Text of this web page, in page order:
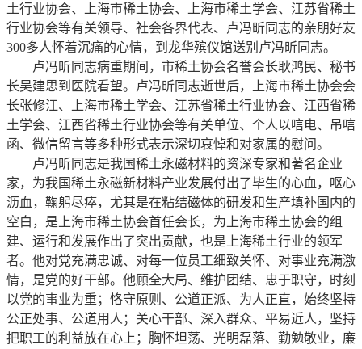
土行业协会、上海市稀土协会、上海市稀土学会、江苏省稀土
行业协会等有关领导、社会各界代表、卢冯昕同志的亲朋好友
300多人怀着沉痛的心情，到龙华殡仪馆送别卢冯昕同志。
卢冯昕同志病重期间，市稀土协会名誉会长耿鸿民、秘书
长吴建思到医院看望。卢冯昕同志逝世后，上海市稀土协会会
长张修江、上海市稀土学会、江苏省稀土行业协会、江西省稀
土学会、江西省稀土行业协会等有关单位、个人以唁电、吊唁
函、微信留言等多种形式表示深切哀悼和对家属的慰问。
卢冯昕同志是我国稀土永磁材料的资深专家和著名企业
家，为我国稀土永磁新材料产业发展付出了毕生的心血，呕心
沥血，鞠躬尽瘁，尤其是在粘结磁体的研发和生产填补国内的
空白，是上海市稀土协会首任会长，为上海市稀土协会的组
建、运行和发展作出了突出贡献，也是上海稀土行业的领军
者。他对党充满忠诚、对每一位员工细致关怀、对事业充满激
情，是党的好干部。他顾全大局、维护团结、忠于职守，时刻
以党的事业为重；恪守原则、公道正派、为人正直，始终坚持
公正处事、公道用人；关心干部、深入群众、平易近人，坚持
把职工的利益放在心上；胸怀坦荡、光明磊落、勤勉敬业，廉